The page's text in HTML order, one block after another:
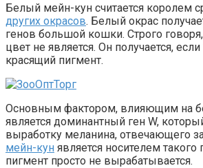
Белый мейн-кун считается королем
других окрасов. Белый окрас
генов большой кошки. Строго
цвет не является. Он получается, если
красящий пигмент.
Основным фактором, влияющим на
является доминантный ген W,
выработку меланина, отвечающего
мейн-кун является носителем такого
пигмент просто не вырабатывается.